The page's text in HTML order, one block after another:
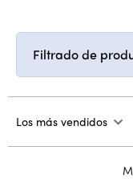
Filtrado de
Los más vendidos